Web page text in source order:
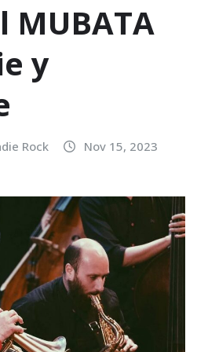
MUBATA
y
Rock
Nov 15, 2023